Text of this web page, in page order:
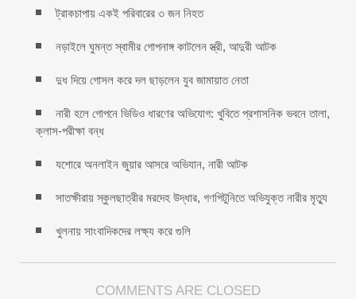
ট্রাকচাপায় একই পরিবারের ৩ জন নিহত
নড়াইলে ঘুমন্ত স্বামীর গোপনাঙ্গ কাটলেন স্ত্রী, আদুরী আটক
দুধ দিয়ে গোসল করে দল ছাড়লেন যুব জামায়াত নেতা
নারী হলে গোপনে ভিডিও ধারণের অভিযোগ: খুবিতে প্রশাসনিক ভবনে তালা,
ক্লাস-পরীক্ষা বন্ধ
যশোরে অনলাইন জুয়ার আসরে অভিযান, নারী আটক
সাতক্ষীরায় স্কুলছাত্রীর মরদেহ উদ্ধার, গণপিটুনিতে অভিযুক্ত নারীর মৃত্যু
খুলনায় সাংবাদিকদের লক্ষ্য করে গুলি
COMMENTS ARE CLOSED